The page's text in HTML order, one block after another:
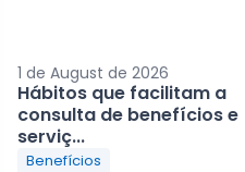
1 de August de 2026
Hábitos que facilitam a
consulta de benefícios e
serviç...
Benefícios